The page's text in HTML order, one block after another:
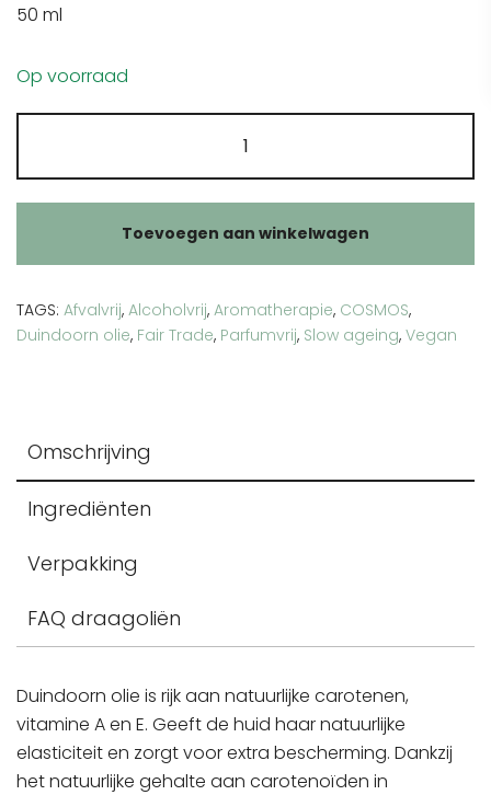
50 ml
Op voorraad
olie
aantal
Toevoegen aan winkelwagen
TAGS: Afvalvrij, Alcoholvrij, Aromatherapie, COSMOS,
Duindoorn olie, Fair Trade, Parfumvrij, Slow ageing, Vegan
Omschrijving
Ingrediënten
Verpakking
FAQ draagoliën
Duindoorn olie is rijk aan natuurlijke carotenen,
vitamine A en E. Geeft de huid haar natuurlijke
elasticiteit en zorgt voor extra bescherming. Dankzij
het natuurlijke gehalte aan carotenoïden in